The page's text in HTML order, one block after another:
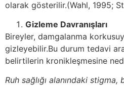
olarak gösterilir.(Wahl, 1995;
Gizleme Davranışları
Bireyler, damgalanma
gizleyebilir.Bu durum tedavi
belirtilerin kronikleşmesine
Ruh sağlığı alanındaki